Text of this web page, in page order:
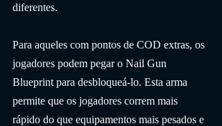
diferentes.
Para aqueles com pontos de COD extras, os
jogadores podem pegar o Nail Gun
Blueprint para desbloqueá-lo. Esta arma
permite que os jogadores correm mais
rápido do que equipamentos mais pesados e